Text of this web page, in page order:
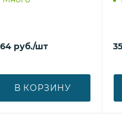
руб./шт
В КОРЗИНУ